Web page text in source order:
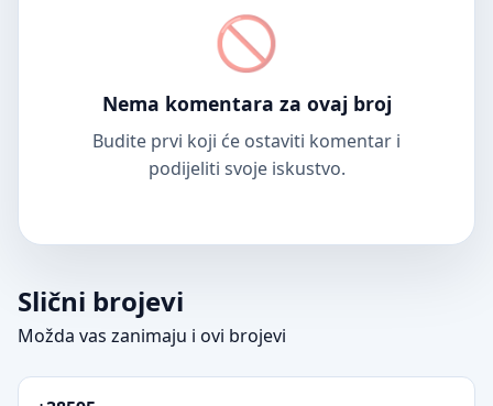
Nema komentara za ovaj broj
Budite prvi koji će ostaviti komentar i
podijeliti svoje iskustvo.
Slični brojevi
Možda vas zanimaju i ovi brojevi